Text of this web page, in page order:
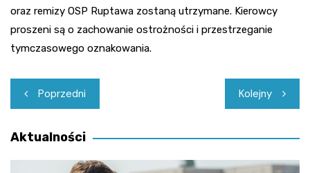
oraz remizy OSP Ruptawa zostaną utrzymane. Kierowcy
proszeni są o zachowanie ostrożności i przestrzeganie
tymczasowego oznakowania.
Nawigacja
wpisu
Poprzedni Kolejny
Aktualności